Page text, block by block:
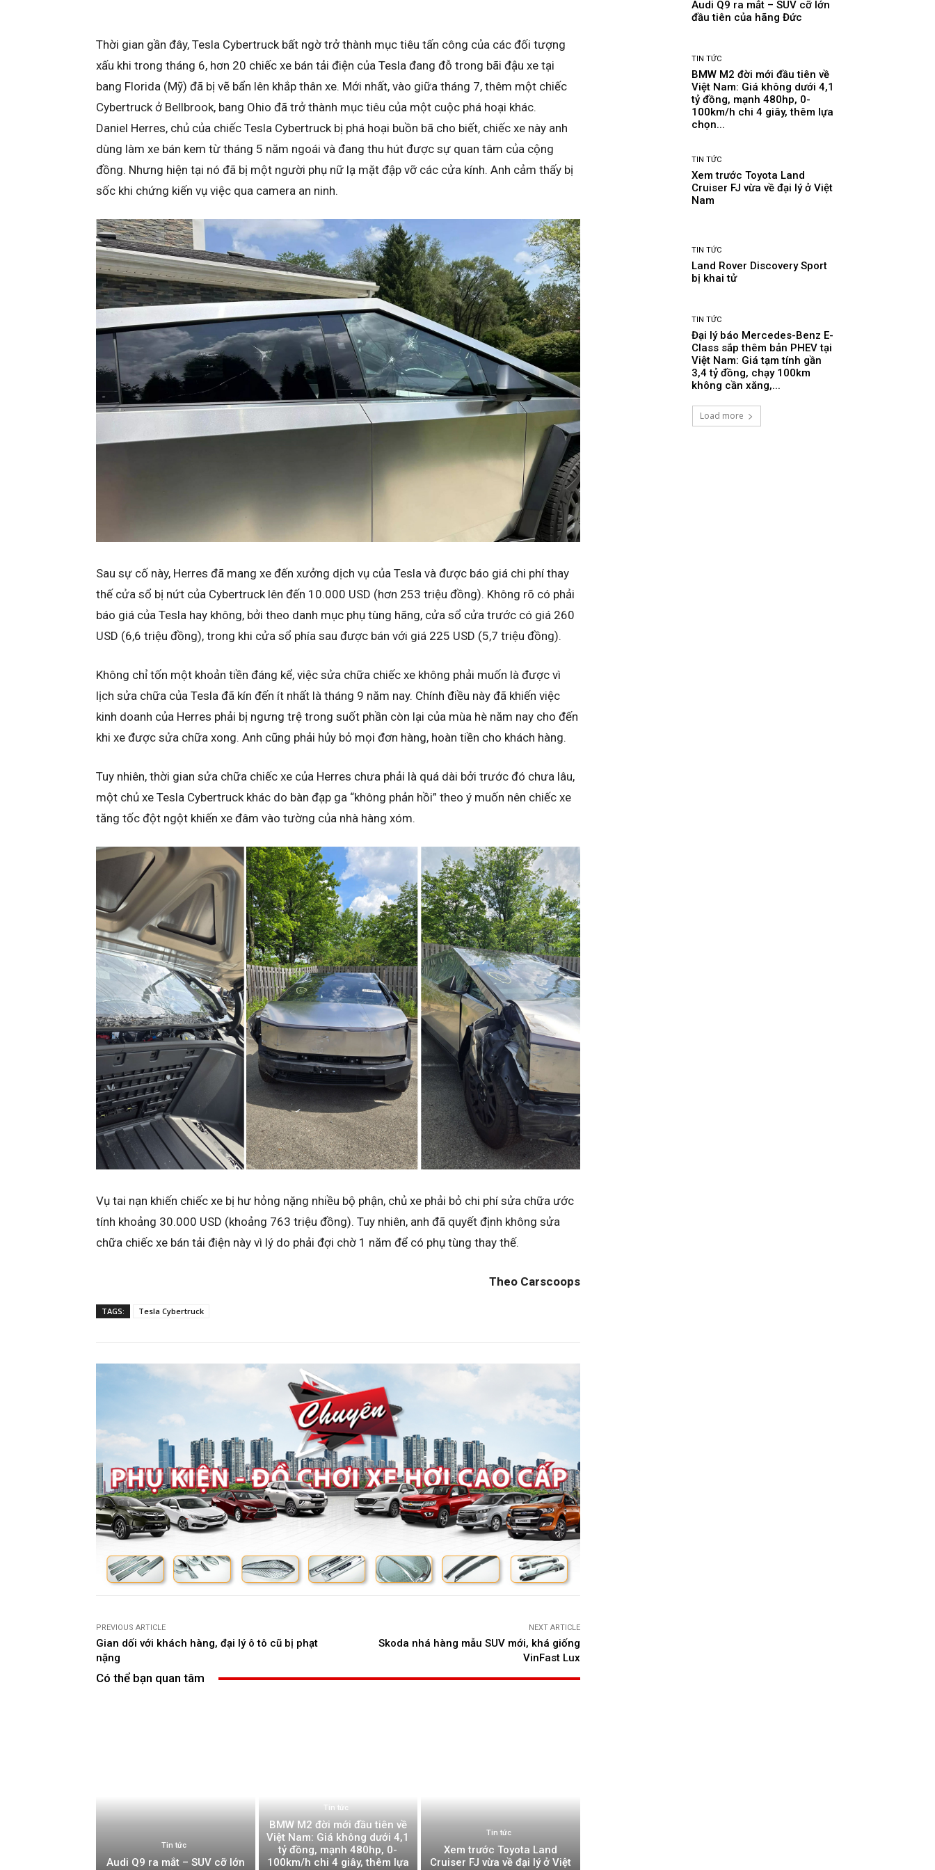
Thời gian gần đây, Tesla Cybertruck bất ngờ trở thành mục tiêu tấn công của các đối tượng
xấu khi trong tháng 6, hơn 20 chiếc xe bán tải điện của Tesla đang đỗ trong bãi đậu xe tại
bang Florida (Mỹ) đã bị vẽ bẩn lên khắp thân xe. Mới nhất, vào giữa tháng 7, thêm một chiếc
Cybertruck ở Bellbrook, bang Ohio đã trở thành mục tiêu của một cuộc phá hoại khác.
Daniel Herres, chủ của chiếc Tesla Cybertruck bị phá hoại buồn bã cho biết, chiếc xe này anh
dùng làm xe bán kem từ tháng 5 năm ngoái và đang thu hút được sự quan tâm của cộng
đồng. Nhưng hiện tại nó đã bị một người phụ nữ lạ mặt đập vỡ các cửa kính. Anh cảm thấy bị
sốc khi chứng kiến vụ việc qua camera an ninh.
Sau sự cố này, Herres đã mang xe đến xưởng dịch vụ của Tesla và được báo giá chi phí thay
thế cửa sổ bị nứt của Cybertruck lên đến 10.000 USD (hơn 253 triệu đồng). Không rõ có phải
báo giá của Tesla hay không, bởi theo danh mục phụ tùng hãng, cửa sổ cửa trước có giá 260
USD (6,6 triệu đồng), trong khi cửa sổ phía sau được bán với giá 225 USD (5,7 triệu đồng).
Không chỉ tốn một khoản tiền đáng kể, việc sửa chữa chiếc xe không phải muốn là được vì
lịch sửa chữa của Tesla đã kín đến ít nhất là tháng 9 năm nay. Chính điều này đã khiến việc
kinh doanh của Herres phải bị ngưng trệ trong suốt phần còn lại của mùa hè năm nay cho đến
khi xe được sửa chữa xong. Anh cũng phải hủy bỏ mọi đơn hàng, hoàn tiền cho khách hàng.
Tuy nhiên, thời gian sửa chữa chiếc xe của Herres chưa phải là quá dài bởi trước đó chưa lâu,
một chủ xe Tesla Cybertruck khác do bàn đạp ga “không phản hồi” theo ý muốn nên chiếc xe
tăng tốc đột ngột khiến xe đâm vào tường của nhà hàng xóm.
Vụ tai nạn khiến chiếc xe bị hư hỏng nặng nhiều bộ phận, chủ xe phải bỏ chi phí sửa chữa ước
tính khoảng 30.000 USD (khoảng 763 triệu đồng). Tuy nhiên, anh đã quyết định không sửa
chữa chiếc xe bán tải điện này vì lý do phải đợi chờ 1 năm để có phụ tùng thay thế.
Theo Carscoops
TAGS: Tesla Cybertruck
PREVIOUS ARTICLE
Gian dối với khách hàng, đại lý ô tô cũ bị phạt
nặng
NEXT ARTICLE
Skoda nhá hàng mẫu SUV mới, khá giống
VinFast Lux
Có thể bạn quan tâm
Tin tức
Audi Q9 ra mắt – SUV cỡ lớn
Tin tức
BMW M2 đời mới đầu tiên về
Việt Nam: Giá không dưới 4,1
tỷ đồng, mạnh 480hp, 0-
100km/h chi 4 giây, thêm lựa
Tin tức
Xem trước Toyota Land
Cruiser FJ vừa về đại lý ở Việt
Audi Q9 ra mắt – SUV cỡ lớn
đầu tiên của hãng Đức
TIN TỨC
BMW M2 đời mới đầu tiên về
Việt Nam: Giá không dưới 4,1
tỷ đồng, mạnh 480hp, 0-
100km/h chi 4 giây, thêm lựa
chọn...
TIN TỨC
Xem trước Toyota Land
Cruiser FJ vừa về đại lý ở Việt
Nam
TIN TỨC
Land Rover Discovery Sport
bị khai tử
TIN TỨC
Đại lý báo Mercedes-Benz E-
Class sắp thêm bản PHEV tại
Việt Nam: Giá tạm tính gần
3,4 tỷ đồng, chạy 100km
không cần xăng,...
Load more